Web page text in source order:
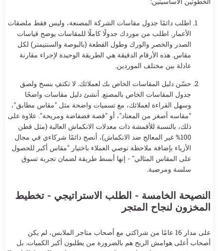
اطلب دائمًا جدول مقاسات الشركة المصنعة، وليس فقط ملصقات
الأعمار. اطلب من موردك جدولًا كاملًا للمقاسات يوضح قياسات
الصدر والخصر والورك وطول القطعة (بالبوصة والسنتيمتر) لكل
مقاس. هذه الأرقام الدقيقة هي الطريقة الوحيدة لإجراء مقارنة
عادلة بين مختلف الموردين.
حسّن دليل المقاسات الخاص بك لعملائك. لا تكتفِ بنسخ ولصق
جدول المقاسات الخاص بالمصنع. أنشئ دليل مقاسات واضحًا
وسهل القراءة لعملائك، مع تسميات واضحة مثل "مقاس مطابق"،
"مقاسه أصغر من المعتاد"، أو "قصة فضفاضة ومريحة". علاوة على
ذلك، بالنسبة للأقمشة ذات معدلات الانكماش العالية (مثل قطن
100% غير المعالج ضد الانكماش)، أنصح دائمًا شركاءي في مجال
الأزياء بإضافة ملاحظة توصي العملاء باختيار "مقاس أكبر للحصول
على المقاس المثالي" - إنها أبسط طريقة لضمان تجربة تسوق
سلسة ومرضية.
النصيحة الخامسة - الطلب الاستراتيجي - تخطيط
المخزون لنجاح المتجر
على مدار 16 عامًا من شراكتي مع أصحاب متاجر الملابس، لم يكن
أصحاب أعلى هوامش الربح هم بالضرورة من يطلبون أكبر الكميات. بل